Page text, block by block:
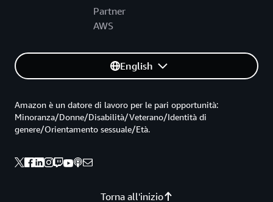
Partner
AWS
English
Torna all'inizio
Amazon è un datore di lavoro per le pari opportunità:
Minoranza/Donne/Disabilità/Veterano/Identità di
genere/Orientamento sessuale/Età.